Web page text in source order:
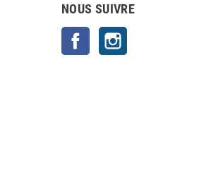
NOUS SUIVRE
Facebook